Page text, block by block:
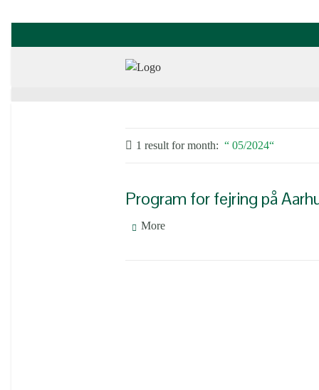
1 result formonth: 05/2024
Program for fejring på
More